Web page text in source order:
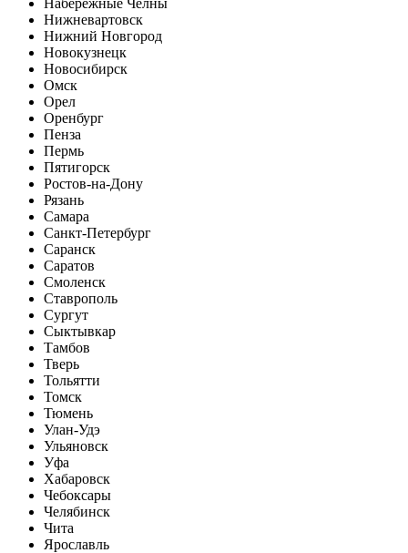
Нижневартовск
Нижний Новгород
Новокузнецк
Новосибирск
Омск
Орел
Оренбург
Пенза
Пермь
Пятигорск
Ростов-на-Дону
Рязань
Самара
Санкт-Петербург
Саранск
Саратов
Смоленск
Ставрополь
Сургут
Сыктывкар
Тамбов
Тверь
Тольятти
Томск
Тюмень
Улан-Удэ
Ульяновск
Уфа
Хабаровск
Чебоксары
Челябинск
Чита
Ярославль